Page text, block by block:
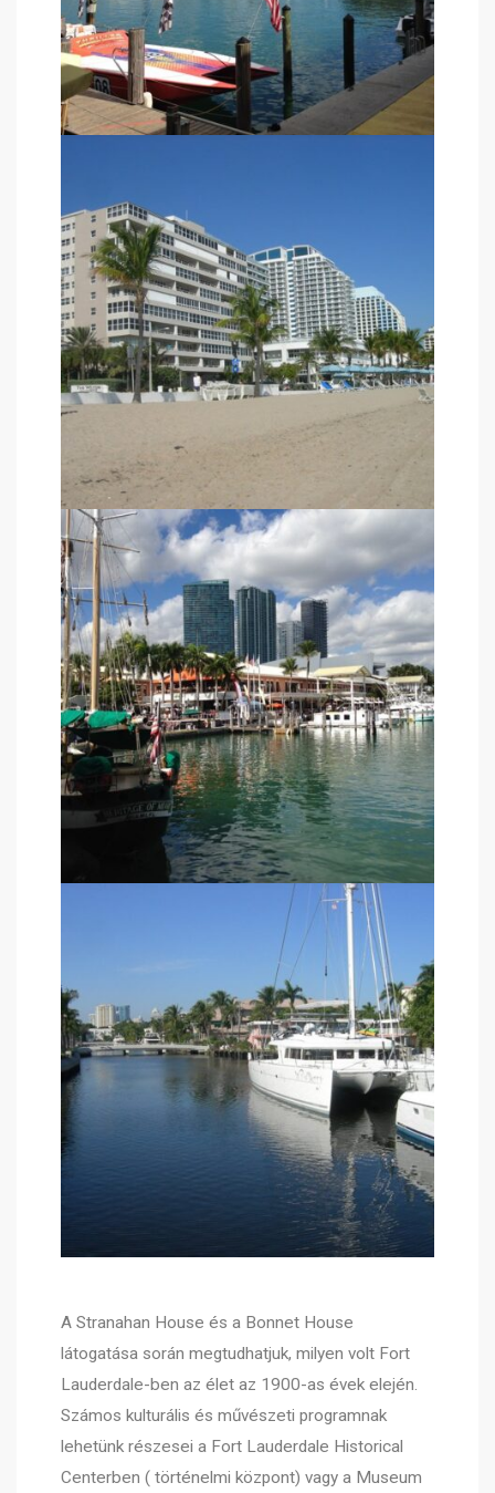
A Stranahan House és a Bonnet House
látogatása során megtudhatjuk, milyen volt Fort
Lauderdale-ben az élet az 1900-as évek elején.
Számos kulturális és művészeti programnak
lehetünk részesei a Fort Lauderdale Historical
Centerben ( történelmi központ) vagy a Museum